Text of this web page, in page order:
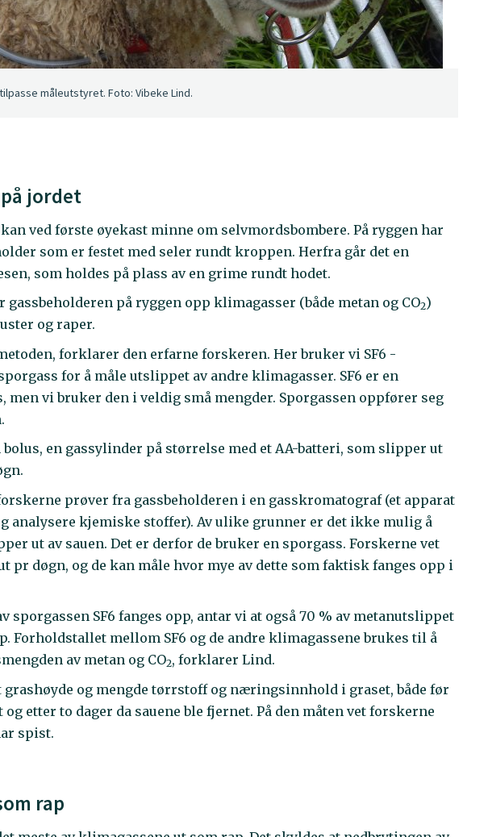
måleutstyret. Foto: Vibeke Lind.
jordet
ved første øyekast minne om selvmordsbombere. På ryggen har
som er festet med seler rundt kroppen. Herfra går det en
som holdes på plass av en grime rundt hodet.
gassbeholderen på ryggen opp klimagasser (både metan og CO2)
og raper.
forklarer den erfarne forskeren. Her bruker vi SF6 -
for å måle utslippet av andre klimagasser. SF6 er en
vi bruker den i veldig små mengder. Sporgassen oppfører seg
en gassylinder på størrelse med et AA-batteri, som slipper ut
prøver fra gassbeholderen i en gasskromatograf (et apparat
analysere kjemiske stoffer). Av ulike grunner er det ikke mulig å
ut av sauen. Det er derfor de bruker en sporgass. Forskerne vet
pr døgn, og de kan måle hvor mye av dette som faktisk fanges opp i
sporgassen SF6 fanges opp, antar vi at også 70 % av metanutslippet
Forholdstallet mellom SF6 og de andre klimagassene brukes til å
av metan og CO2, forklarer Lind.
og mengde tørrstoff og næringsinnhold i graset, både før
etter to dager da sauene ble fjernet. På den måten vet forskerne
spist.
rap